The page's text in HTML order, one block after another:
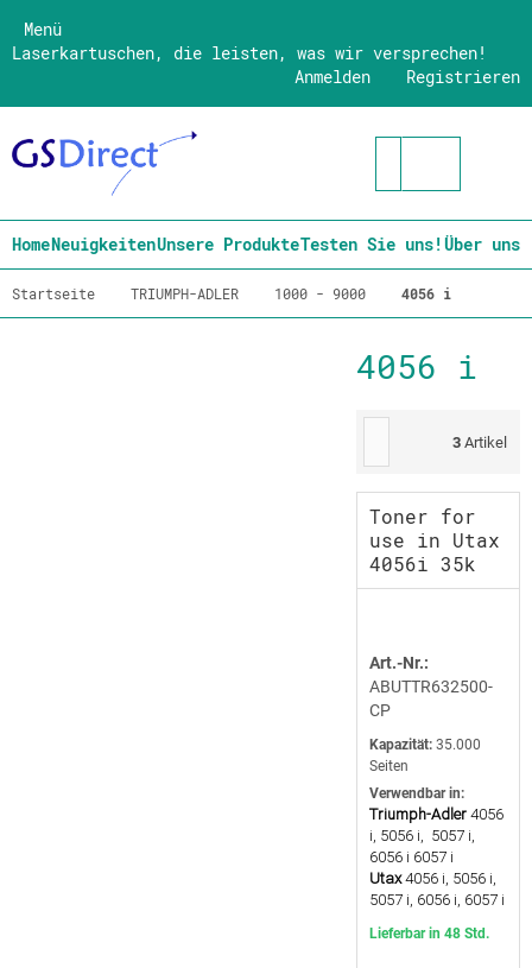
Menü
Laserkartuschen, die leisten, was wir versprechen!
Registrieren
Anmelden
HomeNeuigkeitenUnsere ProdukteTesten Sie uns!Über uns
Startseite TRIUMPH-ADLER 1000 - 9000 4056 i
4056 i
3 Artikel
Toner for
use in Utax
4056i 35k
Art.-Nr.:
ABUTTR632500-
CP
Kapazität: 35.000
Seiten
Verwendbar in:
Triumph-Adler 4056
i, 5056 i, 5057 i,
6056 i 6057 i
Utax4056 i, 5056 i,
5057 i, 6056 i, 6057 i
Lieferbar in 48 Std.